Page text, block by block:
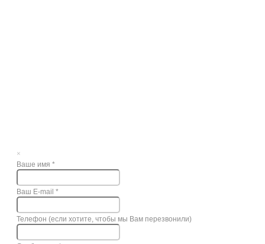
×
Ваше имя *
Ваш E-mail *
Телефон (если хотите, чтобы мы Вам перезвонили)